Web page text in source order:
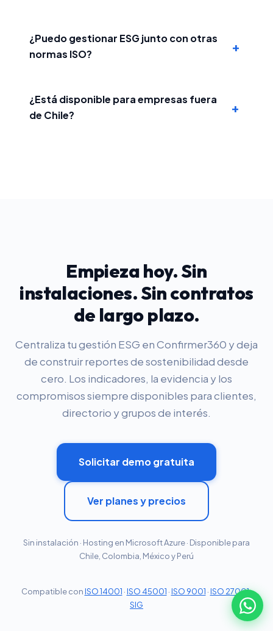
¿Puedo gestionar ESG junto con otras
normas ISO?
+
¿Está disponible para empresas fuera
de Chile?
+
Empieza hoy. Sin
instalaciones. Sin contratos
de largo plazo.
Centraliza tu gestión ESG en Confirmer360 y deja
de construir reportes de sostenibilidad desde
cero. Los indicadores, la evidencia y los
compromisos siempre disponibles para clientes,
directorio y grupos de interés.
Solicitar demo gratuita
Ver planes y precios
Sin instalación · Hosting en Microsoft Azure · Disponible para
Chile, Colombia, México y Perú
Compatible conISO 14001 ·ISO 45001 ·ISO 9001 ·ISO 27001·
SIG